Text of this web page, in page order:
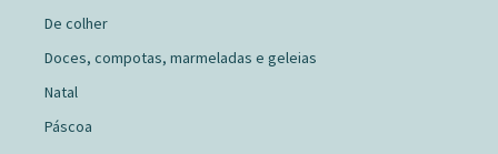
De colher
Doces, compotas, marmeladas e geleias
Natal
Páscoa